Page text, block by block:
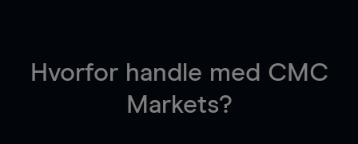
Hvorfor handle med CMC
Markets?